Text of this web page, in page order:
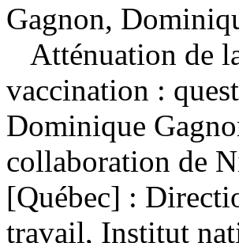
Gagnon,
Atténuation de
vaccination :
Dominique
collaboration de
[Québec] :
travail, Institut